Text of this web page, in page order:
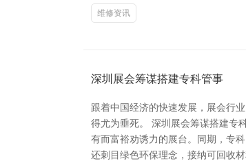
维修资讯
深圳展会筹谋搭建专科管事
跟着中国经济的快速发展，展会行
得尤为垂死。 深圳展会筹谋搭建专
有而富裕劝诱力的展台。同期，专
还刺目绿色环保理念，接纳可回收